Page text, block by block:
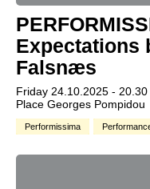
Expectations
Falsnæs
Friday 24.10.2025 - 20.30
Place Georges Pompidou
Performissima